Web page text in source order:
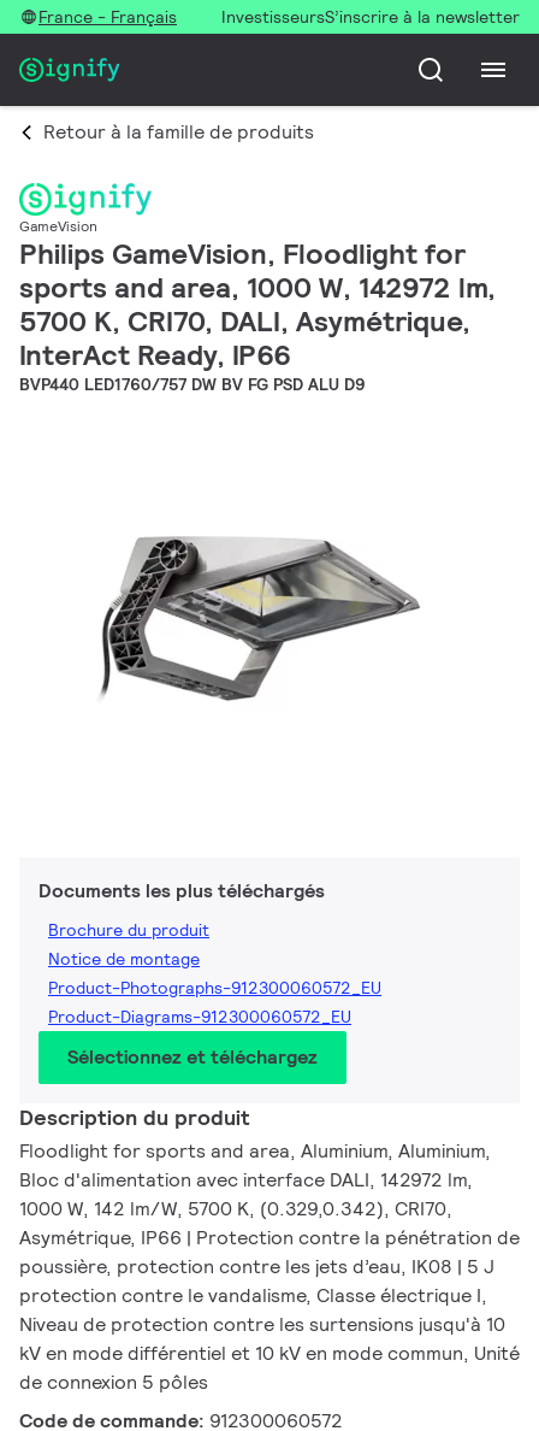
France - Français InvestisseursS’inscrire à la newsletter
Retour à la famille de produits
GameVision
Philips GameVision, Floodlight for
sports and area, 1000 W, 142972 lm,
5700 K, CRI70, DALI, Asymétrique,
InterAct Ready, IP66
BVP440 LED1760/757 DW BV FG PSD ALU D9
Documents les plus téléchargés
Brochure du produit
Notice de montage
Product-Photographs-912300060572_EU
Product-Diagrams-912300060572_EU
Sélectionnez et téléchargez
Description du produit
Floodlight for sports and area, Aluminium, Aluminium,
Bloc d'alimentation avec interface DALI, 142972 lm,
1000 W, 142 lm/W, 5700 K, (0.329,0.342), CRI70,
Asymétrique, IP66 | Protection contre la pénétration de
poussière, protection contre les jets d’eau, IK08 | 5 J
protection contre le vandalisme, Classe électrique I,
Niveau de protection contre les surtensions jusqu'à 10
kV en mode différentiel et 10 kV en mode commun, Unité
de connexion 5 pôles
Code de commande: 912300060572